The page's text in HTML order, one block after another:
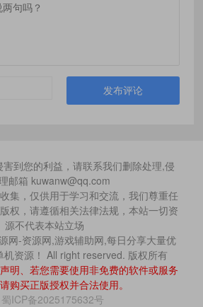
发布评论
到您的利益，请联系我们删除处理,侵
邮箱 kuwanw@qq.com
集，仅供用于学习和交流，我们尊重任
权，请遵循相关法律法规，本站一切资
源不代表本站立场
网-资源网,游戏辅助网,每日分享大量优
机资源！ All right reserved. 版权所有
明、若您需要使用非免费的软件或服务
购买正版授权并合法使用。
蜀ICP备2025175632号